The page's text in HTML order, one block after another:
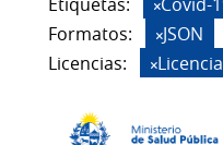
Formatos:
JSON
Licencias: